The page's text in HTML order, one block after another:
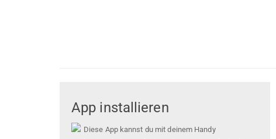
App installieren
Diese App kannst du mit deinem Handy